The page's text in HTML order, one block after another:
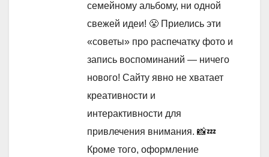
семейному альбому, ни одной
свежей идеи! 😤 Приелись эти
«советы» про распечатку фото и
запись воспоминаний — ничего
нового! Сайту явно не хватает
креативности и
интерактивности для
привлечения внимания. 📸💤
Кроме того, оформление